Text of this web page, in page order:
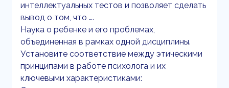
интеллектуальных тестов и позволяет сделать
вывод о том, что ….
Наука о ребенке и его проблемах,
объединенная в рамках одной дисциплины.
Установите соответствие между этическими
принципами в работе психолога и их
ключевыми характеристиками: